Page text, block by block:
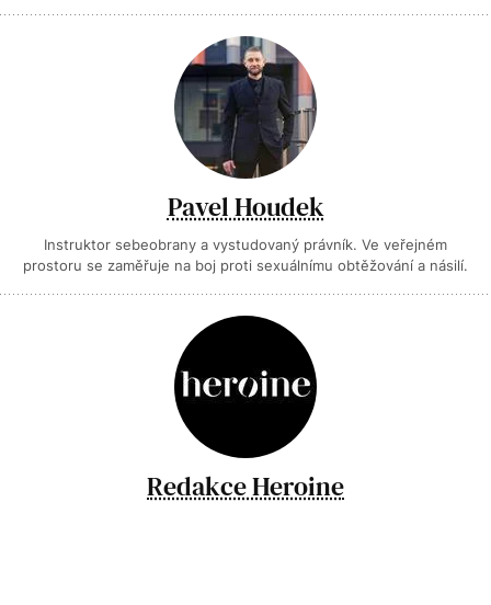
Pavel Houdek
Instruktor sebeobrany a vystudovaný právník. Ve veřejném
prostoru se zaměřuje na boj proti sexuálnímu obtěžování a násilí.
Redakce Heroine